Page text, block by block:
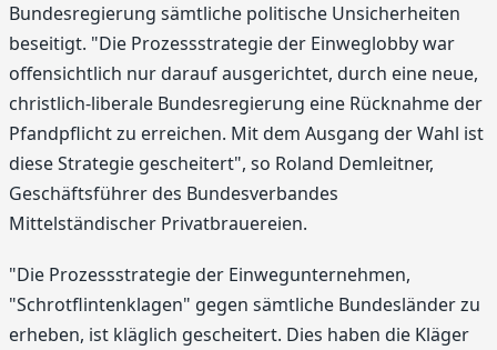
Bundesregierung sämtliche politische Unsicherheiten
beseitigt. "Die Prozessstrategie der Einweglobby war
offensichtlich nur darauf ausgerichtet, durch eine neue,
christlich-liberale Bundesregierung eine Rücknahme der
Pfandpflicht zu erreichen. Mit dem Ausgang der Wahl ist
diese Strategie gescheitert", so Roland Demleitner,
Geschäftsführer des Bundesverbandes
Mittelständischer Privatbrauereien.
"Die Prozessstrategie der Einwegunternehmen,
"Schrotflintenklagen" gegen sämtliche Bundesländer zu
erheben, ist kläglich gescheitert. Dies haben die Kläger